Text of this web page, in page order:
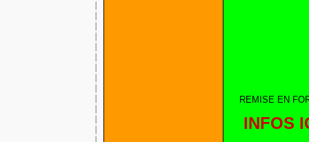
REMISE EN
INFOS